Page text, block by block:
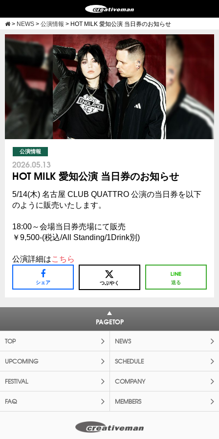
> NEWS > 公演情報 > HOT MILK 愛知公演 当日券のお知らせ
公演情報
2026.05.13
HOT MILK 愛知公演 当日券のお知らせ
5/14(木) 名古屋 CLUB QUATTRO 公演の当日券を以下
のように販売いたします。
18:00～会場当日券売場にて販売
￥9,500-(税込/All Standing/1Drink別)
公演詳細はこちら
シェア つぶやく 送る
PAGETOP
TOP NEWS
UPCOMING SCHEDULE
FESTIVAL COMPANY
FAQ MEMBERS